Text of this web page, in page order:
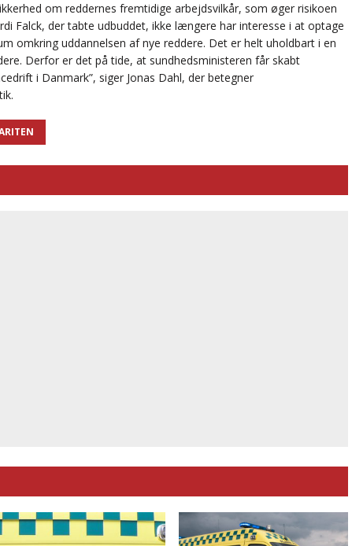
om reddernes fremtidige arbejdsvilkår, som øger risikoen
Falck, der tabte udbuddet, ikke længere har interesse i at optage
omkring uddannelsen af nye reddere. Det er helt uholdbart i en
Derfor er det på tide, at sundhedsministeren får skabt
i Danmark”, siger Jonas Dahl, der betegner